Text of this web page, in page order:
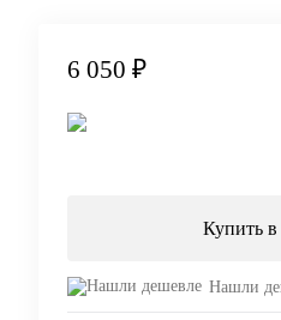
6 050 ₽
Купить
Нашли